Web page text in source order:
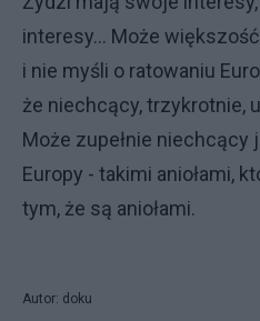
interesy... Może
i nie myśli o ratowaniu
że niechcący, trzykrotnie,
Może zupełnie niechcący
Europy - takimi aniołami,
tym, że są aniołami.
Autor: doku